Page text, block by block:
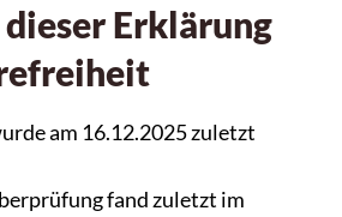
Erklärung
am 16.12.2025 zuletzt
fand zuletzt im